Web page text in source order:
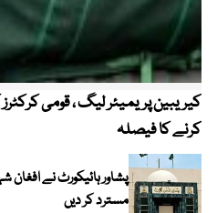
کرنے کا فیصلہ
پشاور ہائیکورٹ نے
مسترد کر دیں